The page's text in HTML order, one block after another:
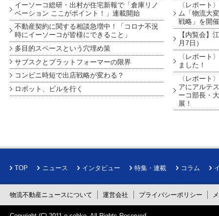
イーソーコ総研・出村が住宅新報で「倉庫リノ
ベーション ここがポイント！」連載開始
不動産契約に関する相談急増中！「コロナ不況
時にイーソーコが皆様にできること」
多目的スペースという穴埋め策
サブスクとプラットフォーマーの限界
コンビニ時短で出店戦略が変わる？
ロボット、ビルを行く
〈レポート
ム「物流大
戦略」を開
【内覧会】
月7日）
〈レポート
ました！
〈レポート
アにアルテ
ーコ部長・
展！
TOP ニュース インタビュー 特集・連載 コラム
物流不動産ニュースについて 運営会社 プライバシーポリシー